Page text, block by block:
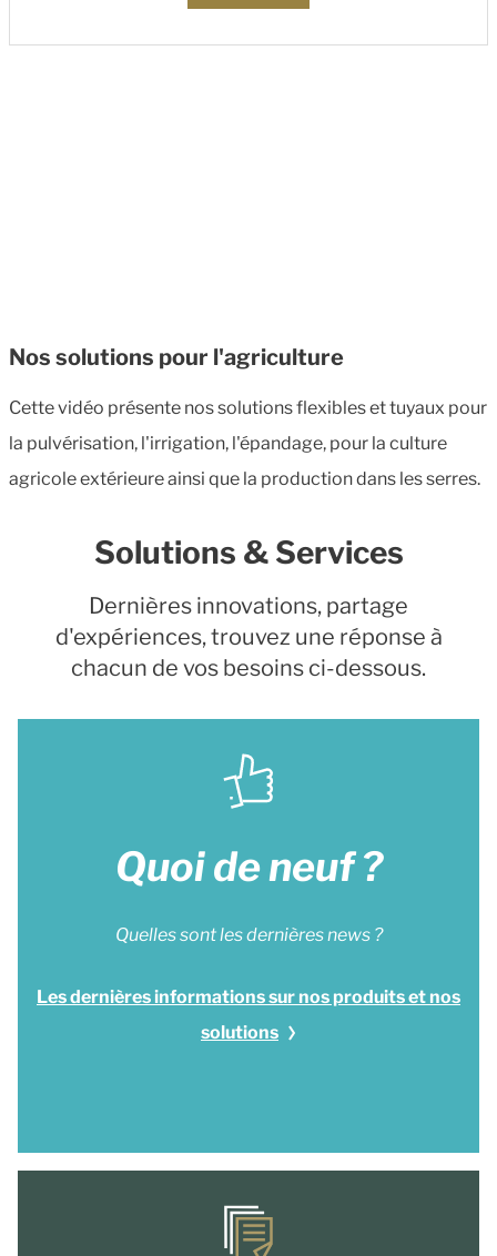
Nos solutions pour l'agriculture
Cette vidéo présente nos solutions flexibles et tuyaux pour
la pulvérisation, l'irrigation, l'épandage, pour la culture
agricole extérieure ainsi que la production dans les serres.
Solutions & Services
Dernières innovations, partage
d'expériences, trouvez une réponse à
chacun de vos besoins ci-dessous.
Quoi de neuf ?
Quelles sont les dernières news ?
Les dernières informations sur nos produits et nos
solutions